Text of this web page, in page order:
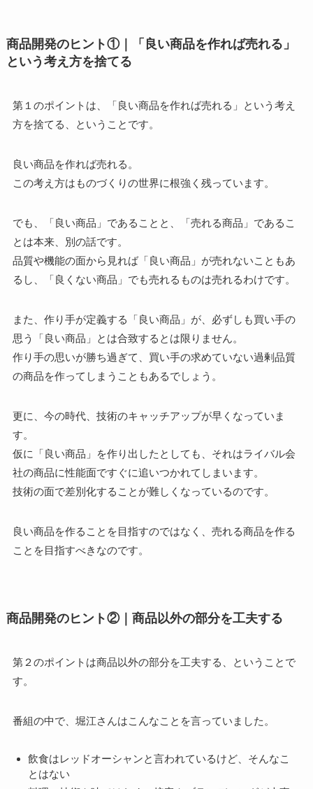
商品開発のヒント①｜「良い商品を作れば売れる」
という考え方を捨てる
第１のポイントは、「良い商品を作れば売れる」という考え
方を捨てる、ということです。
良い商品を作れば売れる。
この考え方はものづくりの世界に根強く残っています。
でも、「良い商品」であることと、「売れる商品」であるこ
とは本来、別の話です。
品質や機能の面から見れば「良い商品」が売れないこともあ
るし、「良くない商品」でも売れるものは売れるわけです。
また、作り手が定義する「良い商品」が、必ずしも買い手の
思う「良い商品」とは合致するとは限りません。
作り手の思いが勝ち過ぎて、買い手の求めていない過剰品質
の商品を作ってしまうこともあるでしょう。
更に、今の時代、技術のキャッチアップが早くなっていま
す。
仮に「良い商品」を作り出したとしても、それはライバル会
社の商品に性能面ですぐに追いつかれてしまいます。
技術の面で差別化することが難しくなっているのです。
良い商品を作ることを目指すのではなく、売れる商品を作る
ことを目指すべきなのです。
商品開発のヒント②｜商品以外の部分を工夫する
第２のポイントは商品以外の部分を工夫する、ということで
す。
番組の中で、堀江さんはこんなことを言っていました。
飲食はレッドオーシャンと言われているけど、そんなこ
とはない